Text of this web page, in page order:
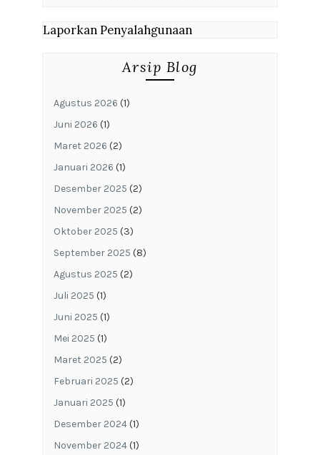
Laporkan Penyalahgunaan
Arsip Blog
Agustus 2026 (1)
Juni 2026 (1)
Maret 2026 (2)
Januari 2026 (1)
Desember 2025 (2)
November 2025 (2)
Oktober 2025 (3)
September 2025 (8)
Agustus 2025 (2)
Juli 2025 (1)
Juni 2025 (1)
Mei 2025 (1)
Maret 2025 (2)
Februari 2025 (2)
Januari 2025 (1)
Desember 2024(1)
November 2024(1)